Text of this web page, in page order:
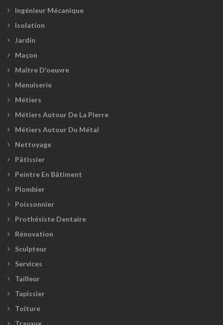
Ingénieur Mécanique
Isolation
Jardin
Maçon
Maître D'oeuvre
Menuiserie
Métiers
Métiers Autour De La Pierre
Métiers Autour Du Métal
Nettoyage
Pâtissier
Peintre En Bâtiment
Plombier
Poissonnier
Prothésiste Dentaire
Rénovation
Sculpteur
Services
Tailleur
Tapissier
Toiture
Travaux